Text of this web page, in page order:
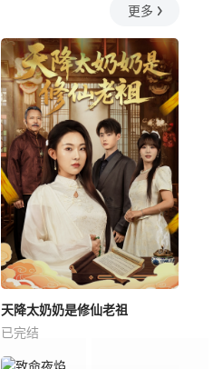
更多
天降太奶奶是修仙老祖
已完结